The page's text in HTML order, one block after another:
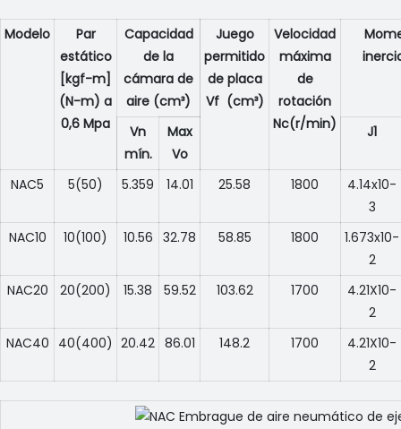
Modelo
Par
estático
[kgf-m]
(N-m) a
0,6 Mpa
Capacidad
de la
cámara de
aire (cm³)
Juego
permitido
de placa
Vf (cm³)
Velocidad
máxima
de
rotación
Nc(r/min)
Vn
mín.
Max
Vo
J1
NAC5 5(50) 5.359 14.01 25.58 1800
4.14x10-
3
NAC10
10(100) 10.56 32.78 58.85 1800
1.673x10-
2
NAC20
20(200) 15.38 59.52 103.62 1700
4.21X10-
2
NAC40 40(400) 20.42 86.01 148.2 1700
4.21X10-
2